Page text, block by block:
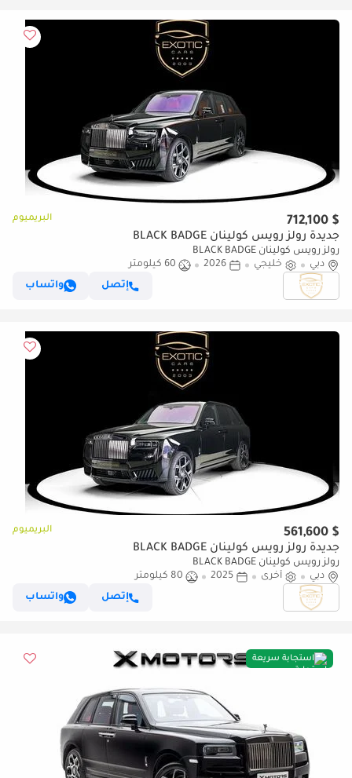
$ 712,100 البريميوم
جديدة رولز رويس كولينان BLACK BADGE
رولز رويس كولينان BLACK BADGE
دبي
خليجي 2026
60 كيلومتر
إتصل
واتساب
$ 561,600 البريميوم
جديدة رولز رويس كولينان BLACK BADGE
رولز رويس كولينان BLACK BADGE
دبي
أخرى 2025
80 كيلومتر
إتصل
واتساب
استجابة سريعة